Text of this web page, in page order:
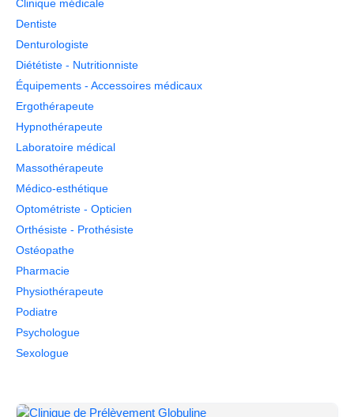
Clinique médicale
Dentiste
Denturologiste
Diététiste - Nutritionniste
Équipements - Accessoires médicaux
Ergothérapeute
Hypnothérapeute
Laboratoire médical
Massothérapeute
Médico-esthétique
Optométriste - Opticien
Orthésiste - Prothésiste
Ostéopathe
Pharmacie
Physiothérapeute
Podiatre
Psychologue
Sexologue